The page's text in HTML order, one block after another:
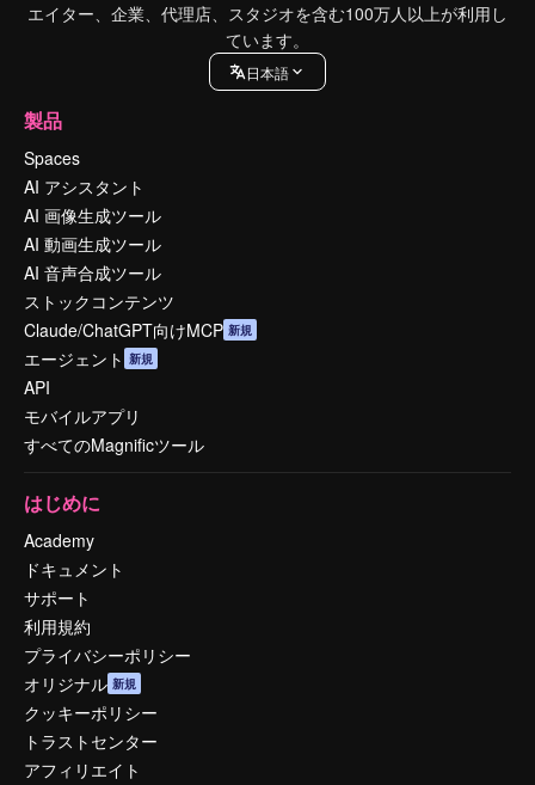
エイター、企業、代理店、スタジオを含む100万人以上が利用し
ています。
日本語
製品
Spaces
AI アシスタント
AI 画像生成ツール
AI 動画生成ツール
AI 音声合成ツール
ストックコンテンツ
Claude/ChatGPT向けMCP 新規
エージェント 新規
API
モバイルアプリ
すべてのMagnificツール
はじめに
Academy
ドキュメント
サポート
利用規約
プライバシーポリシー
オリジナル 新規
クッキーポリシー
トラストセンター
アフィリエイト